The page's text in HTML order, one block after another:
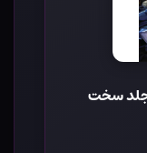
جلد سخت